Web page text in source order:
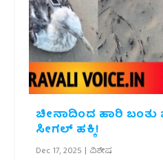
ಚೀನಾದಿಂದ ಹಾರಿ ಬಂತು
ಸೀಗಲ್ ಹಕ್ಕಿ!
Dec 17, 2025 | ವಿಶೇಷ